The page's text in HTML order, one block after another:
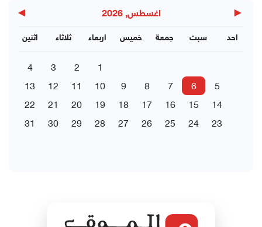
◀ اغسطس, 2026 ▶
اثنين ثلاثاء اربعاء خميس جمعة سبت احد
1
2
3
4
5
6
7
8
9
10
11
12
13
14
15
16
17
18
19
20
21
22
23
24
25
26
27
28
29
30
31